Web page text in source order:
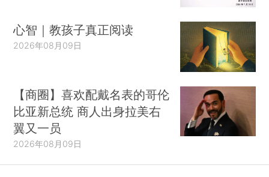
心智｜教孩子真正阅读
2026年08月09日
【商圈】喜欢配戴名表的哥伦
比亚新总统 商人出身拉美右
翼又一员
2026年08月09日